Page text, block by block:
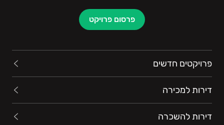
והנהלתה, מעניקים לה איתנות פיננסית וגישה ישירה
למוסדות הפיננסיים הבולטים בישראל.
פרסום פרויקט
פרויקטים חדשים
דירות למכירה
דירות להשכרה